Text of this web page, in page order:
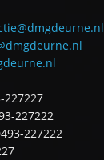
227227
227222
227222